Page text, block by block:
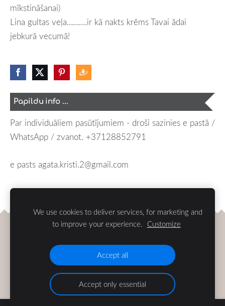
Papildu info ...
Par individuāliem pasūtījumiem - droši sazinies e pastā /
WhatsApp / zvanot. +37128852791
e pasts agata.kristi.2@gmail.com
ar cieņu, Agita (Grace of Linen)
mīkstināšanai)
Lina gultas veļa…….…ir kā nakts krēms Tavai ādai
jebkurā vecumā!
Piegāde Noteikumi Sīkdatnes
We use cookies to deliver services, for marketing and
to improve your experience. Customize
Accept all
Accept only essential